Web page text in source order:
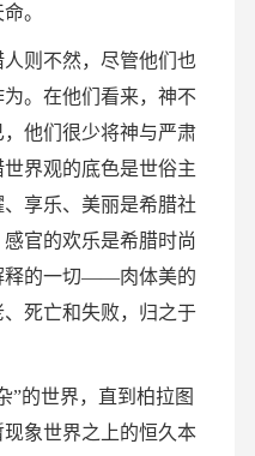
。
则不然，尽管他们也
。在他们看来，神不
他们很少将神与严肃
界观的底色是世俗主
享乐、美丽是希腊社
官的欢乐是希腊时尚
释的一切——肉体美的
死亡和失败，归之于
”的世界，直到柏拉图
象世界之上的恒久本